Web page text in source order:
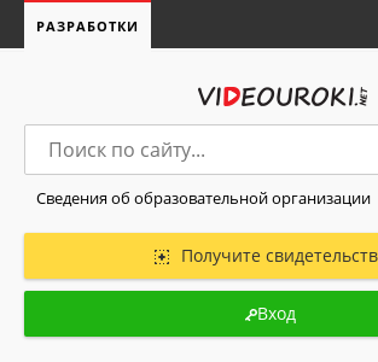
РАЗРАБОТКИ
Сведения об образовательной организации
Получите
Вход